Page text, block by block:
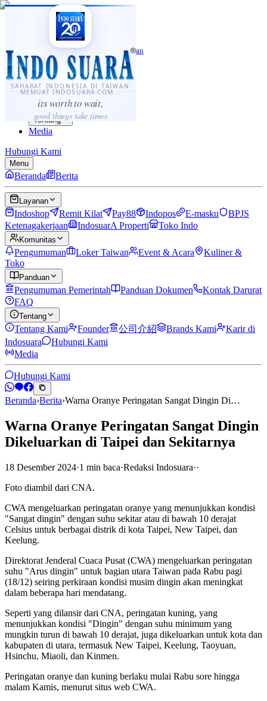
SAHABAT INDONESIA DI TAIWAN
MEMUAT INDOSUARA.COM...
its worth to wait,
good things take times
·...
⌘K
Sahabat Indonesia di Taiwan
Berita
Layanan
Komunitas
Panduan
Tentang
Media
Hubungi Kami
Menu
Beranda Berita
Layanan
Indoshop Remit Kilat Pay88 Indopos E-masku
BPJS
Ketenagakerjaan
IndosuarA Properti Toko Indo
Komunitas
Pengumuman Loker Taiwan Event & Acara
Kuliner &
Toko
Panduan
Pengumuman Pemerintah Panduan Dokumen
Kontak Darurat
FAQ
Tentang
Tentang Kami Founder 公司介紹 Brands Kami
Karir di
Indosuara
Hubungi Kami
Media
Hubungi Kami
Beranda›Berita›Warna Oranye Peringatan Sangat Dingin Di…
Warna Oranye Peringatan Sangat Dingin
Dikeluarkan di Taipei dan Sekitarnya
18 Desember 2024·1 min baca·Redaksi Indosuara··
Foto diambil dari CNA.
CWA mengeluarkan peringatan oranye yang menunjukkan kondisi
"Sangat dingin" dengan suhu sekitar atau di bawah 10 derajat
Celsius untuk berbagai distrik di kota Taipei, New Taipei, dan
Keelung.
Direktorat Jenderal Cuaca Pusat (CWA) mengeluarkan peringatan
suhu "Arus dingin" untuk bagian utara Taiwan pada Rabu pagi
(18/12) seiring perkiraan kondisi musim dingin akan meningkat
dalam beberapa hari mendatang.
Seperti yang dilansir dari CNA, peringatan kuning, yang
menunjukkan kondisi "Dingin" dengan suhu minimum yang
mungkin turun di bawah 10 derajat, juga dikeluarkan untuk kota dan
kabupaten di utara, termasuk New Taipei, Keelung, Taoyuan,
Hsinchu, Miaoli, dan Kinmen.
Peringatan oranye dan kuning berlaku mulai Rabu sore hingga
malam Kamis, menurut situs web CWA.